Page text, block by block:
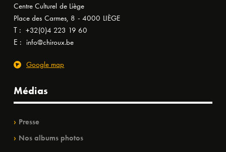
Centre Culturel de Liège
Place des Carmes, 8 - 4000 LIÈGE
T : +32(0)4 223 19 60
E : info@chiroux.be
Google map
Médias
Presse
Nos albums photos